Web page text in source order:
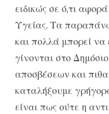
ειδικώς σε ό,τι
Υγείας. Τα παραπάνω
και πολλά μπορεί να
γίνονται στο
αποσβέσεων και
καταλήξουμε
είναι πως ούτε η